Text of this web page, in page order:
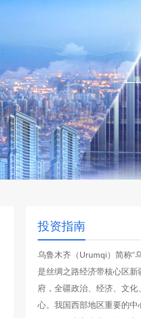
投资指南
乌鲁木齐（Urumqi）简称“
是丝绸之路经济带核心区新
府，全疆政治、经济、文化
心。我国西部地区重要的中